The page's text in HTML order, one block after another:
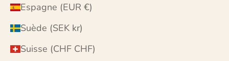
Espagne (EUR €)
Suède (SEK kr)
Suisse (CHF CHF)